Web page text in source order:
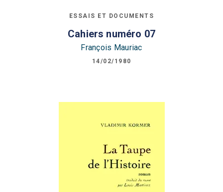
ESSAIS ET DOCUMENTS
Cahiers numéro 07
François Mauriac
14/02/1980